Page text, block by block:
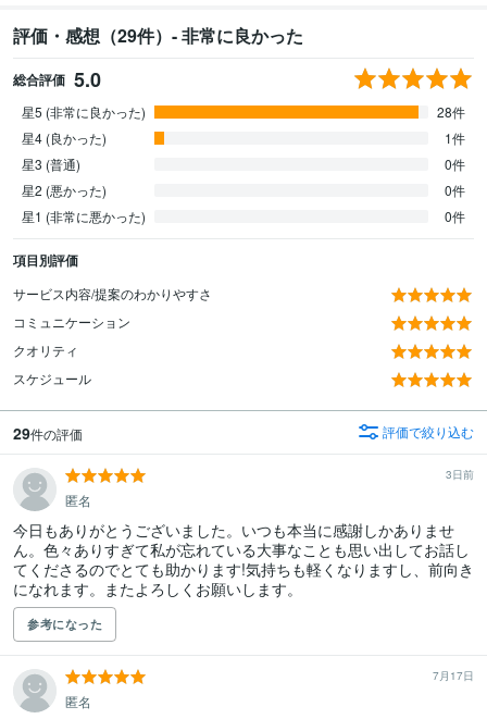
評価・感想（29件）- 非常に良かった
総合評価 5.0
星5 (非常に良かった)
28件
星4 (良かった)
1件
星3 (普通)
0件
星2 (悪かった)
0件
星1 (非常に悪かった)
0件
項目別評価
サービス内容/提案のわかりやすさ
コミュニケーション
クオリティ
スケジュール
29件の評価 評価で絞り込む
3日前
匿名
今日もありがとうございました。いつも本当に感謝しかありませ
ん。色々ありすぎて私が忘れている大事なことも思い出してお話し
てくださるのでとても助かります!気持ちも軽くなりますし、前向き
になれます。またよろしくお願いします。
参考になった
7月17日
匿名